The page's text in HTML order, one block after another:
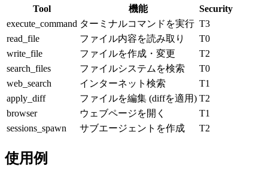
Tool 機能
Security
execute_command ターミナルコマンドを実行 T3
read_file
ファイル内容を読み取り
T0
write_file
ファイルを作成・変更
T2
search_files
ファイルシステムを検索
T0
web_search
インターネット検索
T1
apply_diff
ファイルを編集 (diffを適用) T2
browser
ウェブページを開く
T1
sessions_spawn
サブエージェントを作成 T2
使用例